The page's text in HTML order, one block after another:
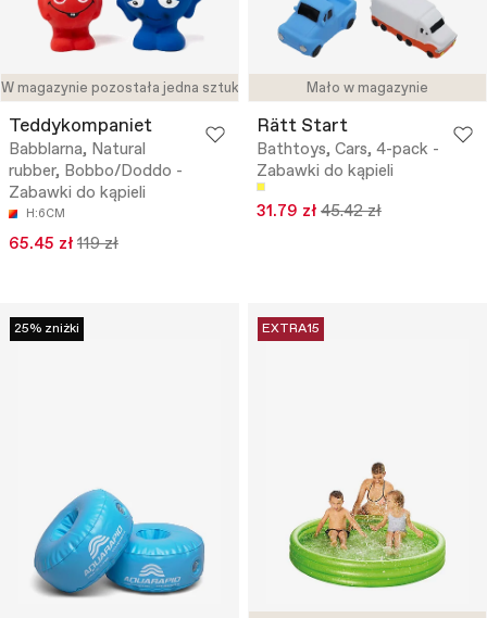
W magazynie pozostała jedna sztuka
Teddykompaniet
Babblarna, Natural
rubber, Bobbo/Doddo -
Zabawki do kąpieli
H:6CM
65.45 zł 119 zł
Mało w magazynie
Rätt Start
Bathtoys, Cars, 4-pack -
Zabawki do kąpieli
31.79 zł 45.42 zł
25% zniżki EXTRA15